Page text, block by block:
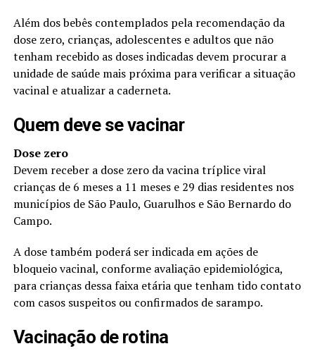
Além dos bebês contemplados pela recomendação da
dose zero, crianças, adolescentes e adultos que não
tenham recebido as doses indicadas devem procurar a
unidade de saúde mais próxima para verificar a situação
vacinal e atualizar a caderneta.
Quem deve se vacinar
Dose zero
Devem receber a dose zero da vacina tríplice viral
crianças de 6 meses a 11 meses e 29 dias residentes nos
municípios de São Paulo, Guarulhos e São Bernardo do
Campo.
A dose também poderá ser indicada em ações de
bloqueio vacinal, conforme avaliação epidemiológica,
para crianças dessa faixa etária que tenham tido contato
com casos suspeitos ou confirmados de sarampo.
Vacinação de rotina